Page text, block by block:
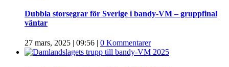
Dubbla storsegrar för Sverige i bandy-VM – gruppfinal
väntar
27 mars, 2025 | 09:56 0 Kommentarer